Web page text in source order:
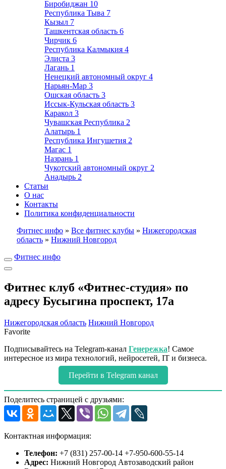
Биробиджан 10
Республика Тыва 7
Кызыл 7
Ташкентская область 6
Чирчик 6
Республика Калмыкия 4
Элиста 3
Лагань 1
Ненецкий автономный округ 4
Нарьян-Мар 3
Ошская область 3
Иссык-Кульская область 3
Каракол 3
Чувашская Республика 2
Алатырь 1
Республика Ингушетия 2
Магас 1
Назрань 1
Чукотский автономный округ 2
Анадырь 2
Статьи
О нас
Контакты
Политика конфиденциальности
Фитнес инфо » Все фитнес клубы » Нижегородская
область » Нижний Новгород
Фитнес инфо
Фитнес клуб «Фитнес-студия» по
адресу Бусыгина проспект, 17а
Нижегородская область Нижний Новгород
Favorite
Подписывайтесь на Telegram-канал Генережка! Самое
интересное из мира технологий, нейросетей, IT и бизнеса.
Перейти в Telegram канал
Поделитесь страницей с друзьями:
Контактная информация:
Телефон: +7 (831) 257-00-14 +7-950-600-55-14
Адрес: Нижний Новгород Автозаводский район